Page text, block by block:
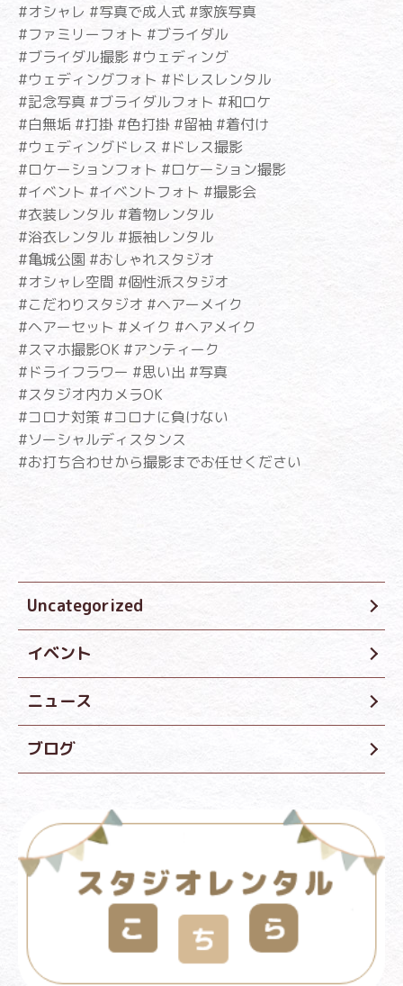
#オシャレ #写真で成人式 #家族写真
#ファミリーフォト #ブライダル
#ブライダル撮影 #ウェディング
#ウェディングフォト #ドレスレンタル
#記念写真 #ブライダルフォト #和ロケ
#白無垢 #打掛 #色打掛 #留袖 #着付け
#ウェディングドレス #ドレス撮影
#ロケーションフォト #ロケーション撮影
#イベント #イベントフォト #撮影会
#衣装レンタル #着物レンタル
#浴衣レンタル #振袖レンタル
#亀城公園 #おしゃれスタジオ
#オシャレ空間 #個性派スタジオ
#こだわりスタジオ #ヘアーメイク
#ヘアーセット #メイク #ヘアメイク
#スマホ撮影OK #アンティーク
#ドライフラワー #思い出 #写真
#スタジオ内カメラOK
#コロナ対策 #コロナに負けない
#ソーシャルディスタンス
#お打ち合わせから撮影までお任せください
Uncategorized
イベント
ニュース
ブログ